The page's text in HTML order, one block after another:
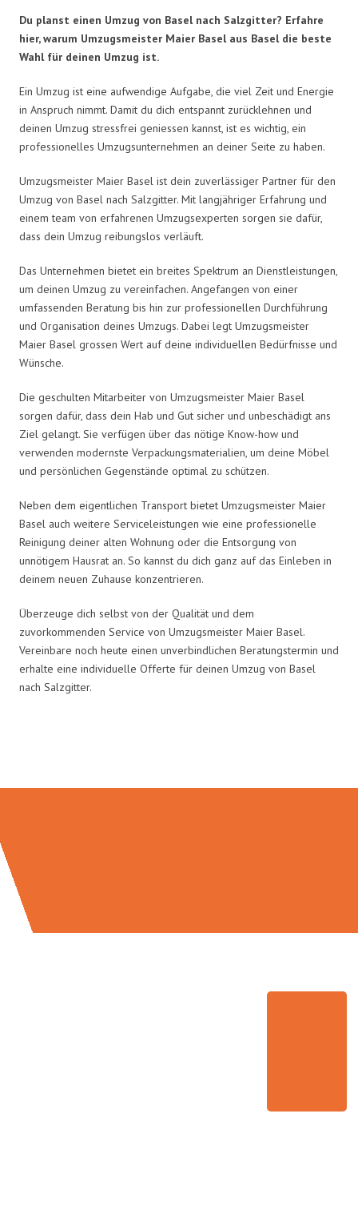
Du planst einen Umzug von Basel nach Salzgitter? Erfahre
hier, warum Umzugsmeister Maier Basel aus Basel die beste
Wahl für deinen Umzug ist.
Ein Umzug ist eine aufwendige Aufgabe, die viel Zeit und Energie
in Anspruch nimmt. Damit du dich entspannt zurücklehnen und
deinen Umzug stressfrei geniessen kannst, ist es wichtig, ein
professionelles Umzugsunternehmen an deiner Seite zu haben.
Umzugsmeister Maier Basel ist dein zuverlässiger Partner für den
Umzug von Basel nach Salzgitter. Mit langjähriger Erfahrung und
einem team von erfahrenen Umzugsexperten sorgen sie dafür,
dass dein Umzug reibungslos verläuft.
Das Unternehmen bietet ein breites Spektrum an Dienstleistungen,
um deinen Umzug zu vereinfachen. Angefangen von einer
umfassenden Beratung bis hin zur professionellen Durchführung
und Organisation deines Umzugs. Dabei legt Umzugsmeister
Maier Basel grossen Wert auf deine individuellen Bedürfnisse und
Wünsche.
Die geschulten Mitarbeiter von Umzugsmeister Maier Basel
sorgen dafür, dass dein Hab und Gut sicher und unbeschädigt ans
Ziel gelangt. Sie verfügen über das nötige Know-how und
verwenden modernste Verpackungsmaterialien, um deine Möbel
und persönlichen Gegenstände optimal zu schützen.
Neben dem eigentlichen Transport bietet Umzugsmeister Maier
Basel auch weitere Serviceleistungen wie eine professionelle
Reinigung deiner alten Wohnung oder die Entsorgung von
unnötigem Hausrat an. So kannst du dich ganz auf das Einleben in
deinem neuen Zuhause konzentrieren.
Überzeuge dich selbst von der Qualität und dem
zuvorkommenden Service von Umzugsmeister Maier Basel.
Vereinbare noch heute einen unverbindlichen Beratungstermin und
erhalte eine individuelle Offerte für deinen Umzug von Basel
nach Salzgitter.